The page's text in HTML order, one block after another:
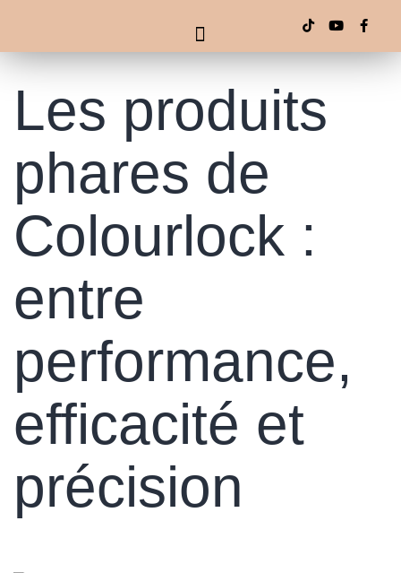
Les produits
phares de
Colourlock :
entre
performance,
efficacité et
précision